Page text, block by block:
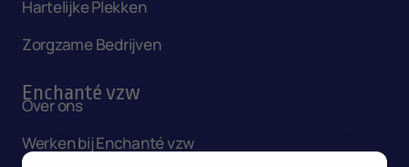
Hartelijke Plekken
Zorgzame Bedrijven
Enchanté vzw
Over ons
Werken bij Enchanté vzw